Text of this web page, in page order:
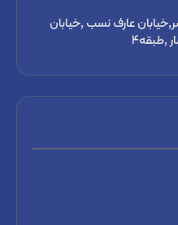
عارف نسب ,خیابان
,طبقه4